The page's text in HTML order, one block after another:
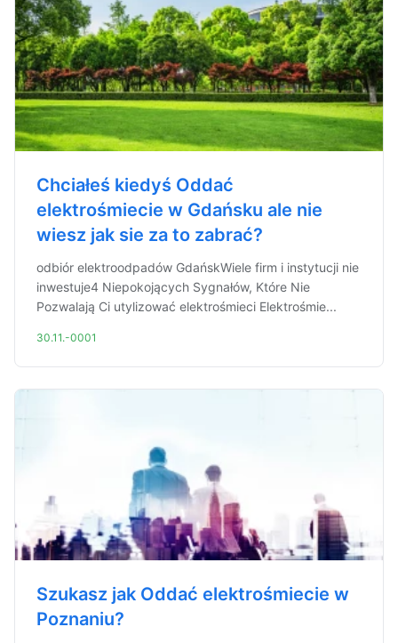
Chciałeś kiedyś Oddać
elektrośmiecie w Gdańsku ale nie
wiesz jak sie za to zabrać?
odbiór elektroodpadów GdańskWiele firm i instytucji nie
inwestuje4 Niepokojących Sygnałów, Które Nie
Pozwalają Ci utylizować elektrośmieci Elektrośmie...
30.11.-0001
Szukasz jak Oddać elektrośmiecie w
Poznaniu?